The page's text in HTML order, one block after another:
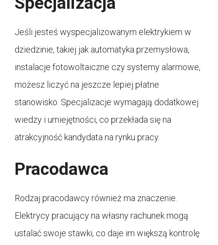
Jeśli jesteś wyspecjalizowanym elektrykiem w
dziedzinie, takiej jak automatyka przemysłowa,
instalacje fotowoltaiczne czy systemy alarmowe,
możesz liczyć na jeszcze lepiej płatne
stanowisko. Specjalizacje wymagają dodatkowej
wiedzy i umiejętności, co przekłada się na
atrakcyjność kandydata na rynku pracy.
Pracodawca
Rodzaj pracodawcy również ma znaczenie.
Elektrycy pracujący na własny rachunek mogą
ustalać swoje stawki, co daje im większą kontrolę